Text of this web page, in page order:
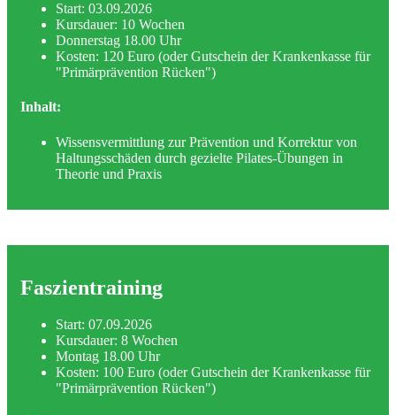
Start: 03.09.2026
Kursdauer: 10 Wochen
Donnerstag 18.00 Uhr
Kosten: 120 Euro (oder Gutschein der Krankenkasse für
"Primärprävention Rücken")
Inhalt:
Wissensvermittlung zur Prävention und Korrektur von
Haltungsschäden durch gezielte Pilates-Übungen in
Theorie und Praxis
Faszientraining
Start: 07.09.2026
Kursdauer: 8 Wochen
Montag 18.00 Uhr
Kosten: 100 Euro (oder Gutschein der Krankenkasse für
"Primärprävention Rücken")